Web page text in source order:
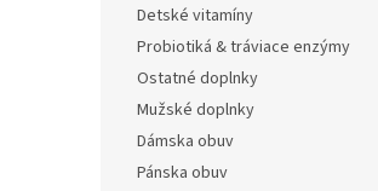
Detské vitamíny
Probiotiká & tráviace enzýmy
Ostatné doplnky
Mužské doplnky
Dámska obuv
Pánska obuv